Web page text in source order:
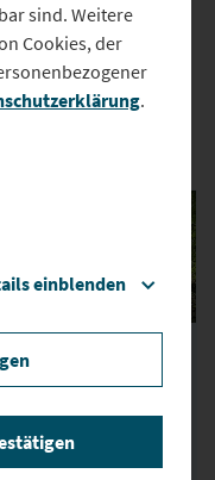
am Montag auch die
In beiden Bädern sind
Kelheim:
üben
Leck in der
Pipeline
sind. Weitere
Cookies, der
.
einblenden